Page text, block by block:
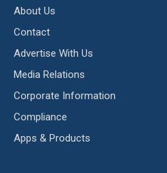
About Us
Contact
Advertise With Us
Media Relations
Corporate Information
Compliance
Apps & Products